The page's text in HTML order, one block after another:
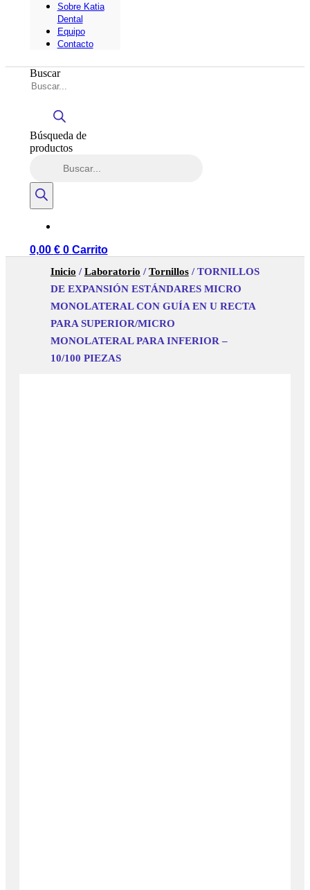
Sobre Katia
Dental
Equipo
Contacto
Buscar
Búsqueda de
productos
0,00 € 0 Carrito
Inicio /Laboratorio /Tornillos/ TORNILLOS
DE EXPANSIÓN ESTÁNDARES MICRO
MONOLATERAL CON GUÍA EN U RECTA
PARA SUPERIOR/MICRO
MONOLATERAL PARA INFERIOR –
10/100 PIEZAS